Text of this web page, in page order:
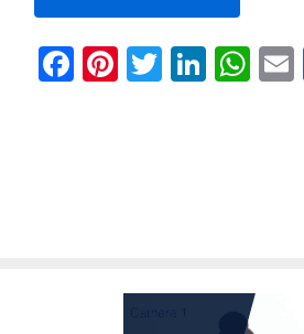
Facebook
Pinterest
Twitter